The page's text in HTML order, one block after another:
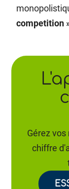
competition
Gérez
chiffre